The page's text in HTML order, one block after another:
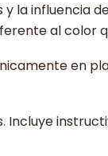
la influencia
al color
en
Incluye